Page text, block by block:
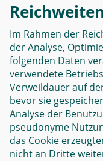
Im Rahmen der
der Analyse,
folgenden Daten
verwendete
Verweildauer auf
bevor sie
Analyse der
pseudonyme
das Cookie
nicht an Dritte